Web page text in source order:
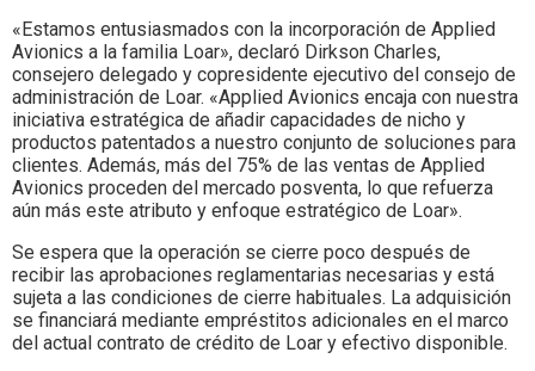
«Estamos entusiasmados con la incorporación de Applied
Avionics a la familia Loar», declaró Dirkson Charles,
consejero delegado y copresidente ejecutivo del consejo de
administración de Loar. «Applied Avionics encaja con nuestra
iniciativa estratégica de añadir capacidades de nicho y
productos patentados a nuestro conjunto de soluciones para
clientes. Además, más del 75% de las ventas de Applied
Avionics proceden del mercado posventa, lo que refuerza
aún más este atributo y enfoque estratégico de Loar».
Se espera que la operación se cierre poco después de
recibir las aprobaciones reglamentarias necesarias y está
sujeta a las condiciones de cierre habituales. La adquisición
se financiará mediante empréstitos adicionales en el marco
del actual contrato de crédito de Loar y efectivo disponible.